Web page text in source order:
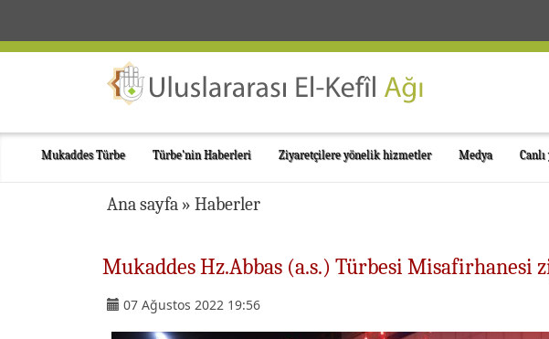
Mukaddes Türbe Türbe'nin Haberleri Ziyaretçilere yönelik hizmetler Medya Canlı
Ana sayfa » Haberler
Mukaddes Hz.Abbas (a.s.) Türbesi
07 Ağustos 2022 19:56